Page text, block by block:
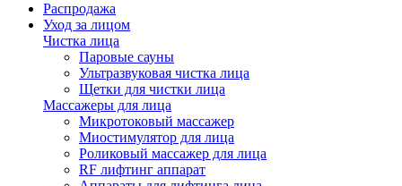
Распродажа
Уход за лицом
Чистка лица
Паровые сауны
Ультразвуковая чистка лица
Щетки для чистки лица
Массажеры для лица
Микротоковый массажер
Миостимулятор для лица
Роликовый массажер для лица
RF лифтинг аппарат